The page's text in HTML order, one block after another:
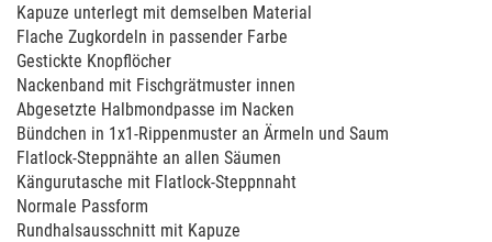
Kapuze unterlegt mit demselben Material
Flache Zugkordeln in passender Farbe
Gestickte Knopflöcher
Nackenband mit Fischgrätmuster innen
Abgesetzte Halbmondpasse im Nacken
Bündchen in 1x1-Rippenmuster an Ärmeln und Saum
Flatlock-Steppnähte an allen Säumen
Kängurutasche mit Flatlock-Steppnnaht
Normale Passform
Rundhalsausschnitt mit Kapuze